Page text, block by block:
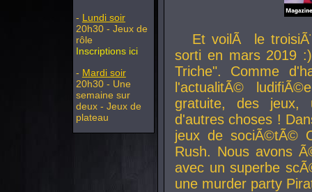
- Lundi soir
20h30 - Jeux de
rôle
Inscriptions ici
- Mardi soir
20h30 - Une
semaine sur
deux - Jeux de
plateau
Et voilÃ le
sorti en mars 2019
Triche". Comme
l'actualitÃ©
gratuite, des jeux,
d'autres choses !
jeux de sociÃ©tÃ©
Rush. Nous avons
avec un superbe
une murder party